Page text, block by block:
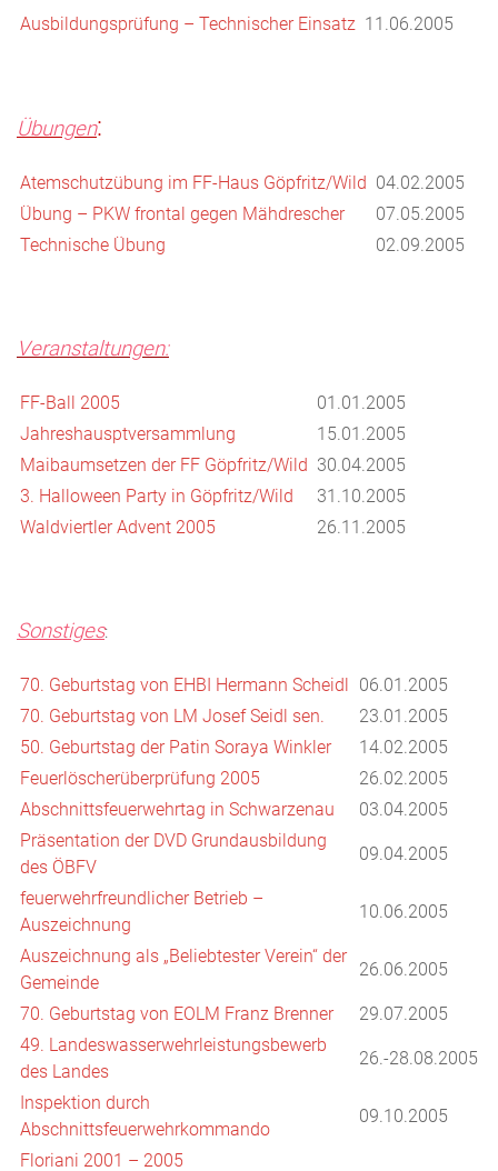
Ausbildungsprüfung – Technischer Einsatz 11.06.2005
Übungen:
Atemschutzübung im FF-Haus Göpfritz/Wild 04.02.2005
Übung – PKW frontal gegen Mähdrescher
07.05.2005
Technische Übung
02.09.2005
Veranstaltungen:
FF-Ball 2005
01.01.2005
Jahreshausptversammlung
15.01.2005
Maibaumsetzen der FF Göpfritz/Wild 30.04.2005
3. Halloween Party in Göpfritz/Wild
31.10.2005
Waldviertler Advent 2005
26.11.2005
Sonstiges:
70. Geburtstag von EHBI Hermann Scheidl 06.01.2005
70. Geburtstag von LM Josef Seidl sen.
23.01.2005
50. Geburtstag der Patin Soraya Winkler
14.02.2005
Feuerlöscherüberprüfung 2005
26.02.2005
Abschnittsfeuerwehrtag in Schwarzenau
03.04.2005
Präsentation der DVD Grundausbildung
des ÖBFV
09.04.2005
feuerwehrfreundlicher Betrieb –
Auszeichnung
10.06.2005
Auszeichnung als „Beliebtester Verein“ der
Gemeinde
26.06.2005
70. Geburtstag von EOLM Franz Brenner
29.07.2005
49. Landeswasserwehrleistungsbewerb
des Landes
26.-28.08.2005
Inspektion durch
Abschnittsfeuerwehrkommando
09.10.2005
Floriani 2001 – 2005